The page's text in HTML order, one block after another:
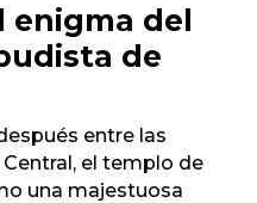
enigma del
de
entre las
el templo de
una majestuosa